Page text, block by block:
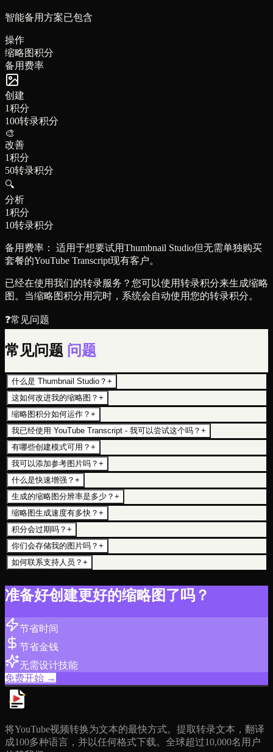
智能备用方案已包含
操作
缩略图积分
备用费率
创建
1积分
100转录积分
🎨
改善
1积分
50转录积分
🔍
分析
1积分
10转录积分
备用费率：
适用于想要试用Thumbnail Studio但无需单独购买
套餐的YouTube Transcript现有客户。
已经在使用我们的转录服务？您可以使用转录积分来生成缩略
图。当缩略图积分用完时，系统会自动使用您的转录积分。
❓常见问题
常见问题 问题
什么是 Thumbnail Studio？ +
这如何改进我的缩略图？ +
缩略图积分如何运作？ +
我已经使用 YouTube Transcript - 我可以尝试这个吗？ +
有哪些创建模式可用？ +
我可以添加参考图片吗？ +
什么是快速增强？ +
生成的缩略图分辨率是多少？ +
缩略图生成速度有多快？ +
积分会过期吗？ +
你们会存储我的图片吗？ +
如何联系支持人员？ +
准备好创建更好的缩略图了吗？
节省时间
节省金钱
无需设计技能
免费开始 →
将YouTube视频转换为文本的最快方式。提取转录文本，翻译
成100多种语言，并以任何格式下载。全球超过10,000名用户